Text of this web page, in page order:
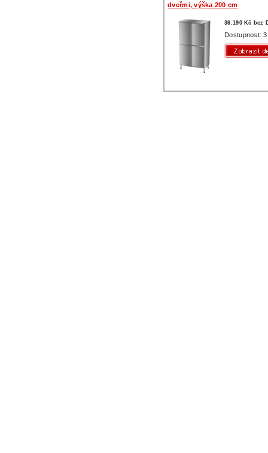
dveřmi, výška 200 cm
36.190 Kč bez
Dostupnost: